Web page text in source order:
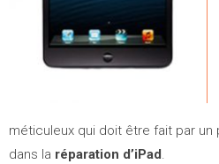
méticuleux qui doit être fait par
dans la réparation d’iPad.